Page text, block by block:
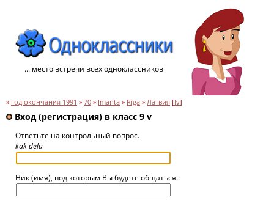
... место встречи всех одноклассников
» год окончания 1991 » 70 » Imanta » Riga » Латвия [lv]
Вход (регистрация) в класс 9 v
Ответьте на контрольный вопрос.
kak dela
Ник (имя), под которым Вы будете общаться.: